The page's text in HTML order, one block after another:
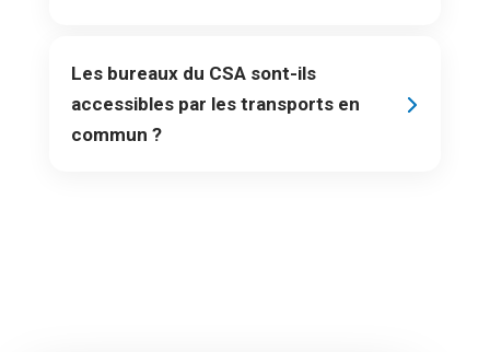
Les bureaux du CSA sont-ils
accessibles par les transports en
commun ?